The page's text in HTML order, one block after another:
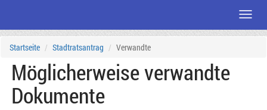
Seiteninhalt
Startseite Stadtratsantrag Verwandte
Möglicherweise verwandte
Dokumente